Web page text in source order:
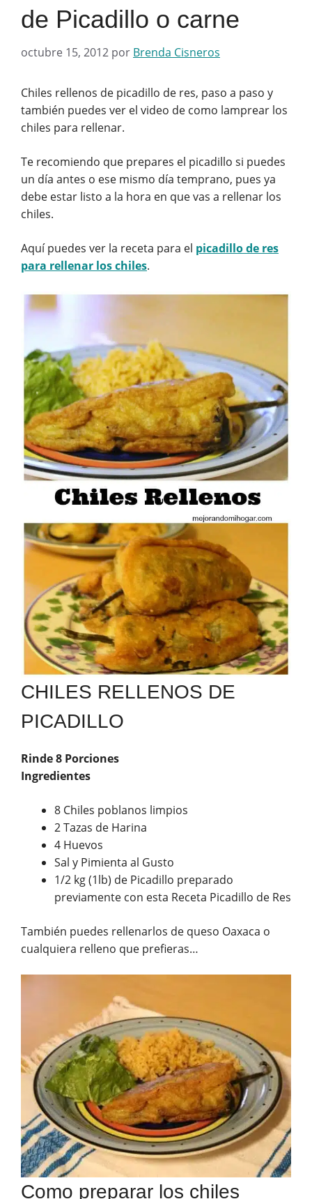
de Picadillo o carne
octubre 15, 2012 por Brenda Cisneros
Chiles rellenos de picadillo de res, paso a paso y
también puedes ver el video de como lamprear los
chiles para rellenar.
Te recomiendo que prepares el picadillo si puedes
un día antes o ese mismo día temprano, pues ya
debe estar listo a la hora en que vas a rellenar los
chiles.
Aquí puedes ver la receta para el picadillo de res
para rellenar los chiles.
CHILES RELLENOS DE
PICADILLO
Rinde 8 Porciones
Ingredientes
8 Chiles poblanos limpios
2 Tazas de Harina
4 Huevos
Sal y Pimienta al Gusto
1/2 kg (1lb) de Picadillo preparado
previamente con esta Receta Picadillo de Res
También puedes rellenarlos de queso Oaxaca o
cualquiera relleno que prefieras…
Como preparar los chiles